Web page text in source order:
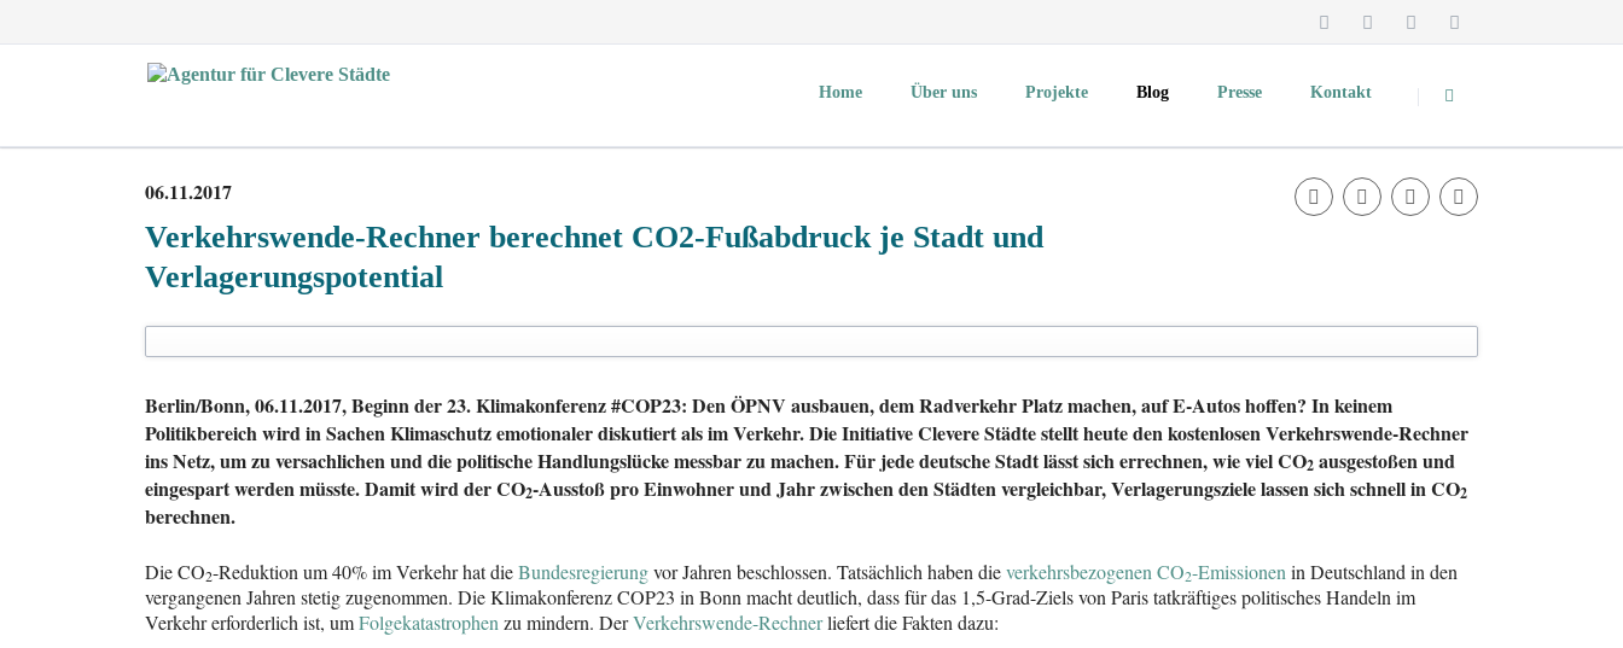
Home Über uns
KlimaUnion e.V.
Volksentscheid Fahrrad
Initiative clevere Städte
Projekte Blog Presse
Medienspiegel
Vorträge & Präsentationen
Fotos zum Download
Kontakt
06.11.2017
Verkehrswende-Rechner berechnet CO2-Fußabdruck je Stadt und
Verlagerungspotential
Berlin/Bonn, 06.11.2017, Beginn der 23. Klimakonferenz #COP23: Den ÖPNV ausbauen, dem Radverkehr Platz machen, auf E-Autos hoffen? In keinem
Politikbereich wird in Sachen Klimaschutz emotionaler diskutiert als im Verkehr. Die Initiative Clevere Städte stellt heute den kostenlosen Verkehrswende-Rechner
ins Netz, um zu versachlichen und die politische Handlungslücke messbar zu machen. Für jede deutsche Stadt lässt sich errechnen, wie viel CO2 ausgestoßen und
eingespart werden müsste.Damit wird der CO2-Ausstoß pro Einwohner und Jahr zwischen den Städten vergleichbar, Verlagerungsziele lassen sich schnell in CO2
berechnen.
Die CO2-Reduktion um 40% im Verkehr hat dieBundesregierungvor Jahren beschlossen. Tatsächlich haben dieverkehrsbezogenen CO2-Emissionen in Deutschland in den
vergangenen Jahren stetig zugenommen. Die Klimakonferenz COP23 in Bonn macht deutlich, dass für das 1,5-Grad-Ziels von Paris tatkräftiges politisches Handeln im
Verkehr erforderlich ist, umFolgekatastrophen zu mindern. DerVerkehrswende-Rechnerliefert die Fakten dazu: